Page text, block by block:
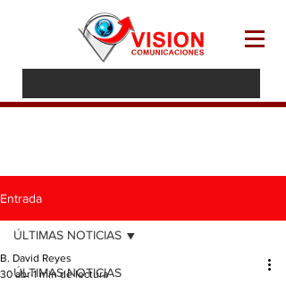
Entrada
ÚLTIMAS NOTICIAS
ÚLTIMAS NOTICIAS
B. David Reyes
30 abr 1 min de lectura